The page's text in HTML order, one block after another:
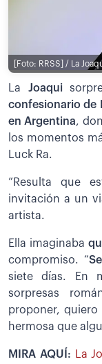
[Foto: RRSS] / La
La Joaqui
confesionario de
en Argentina,
los momentos
Luck Ra.
”Resulta que
invitación a un
artista.
Ella imaginaba
compromiso. “
siete días. En
sorpresas
proponer, quiero
hermosa que
MIRA AQUÍ: La